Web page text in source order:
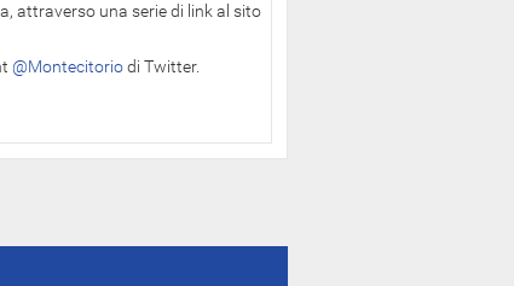
attraverso una serie di link al sito
@Montecitoriodi Twitter.